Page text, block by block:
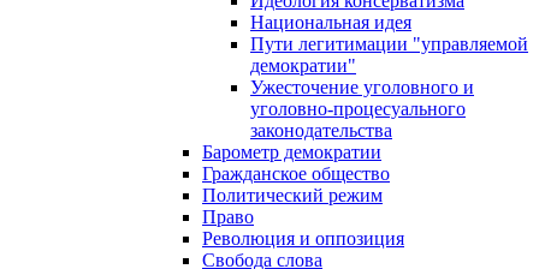
Национальная идея
Пути легитимации "управляемой
демократии"
Ужесточение уголовного и
уголовно-процесуального
законодательства
Барометр демократии
Гражданское общество
Политический режим
Право
Революция и оппозиция
Свобода слова